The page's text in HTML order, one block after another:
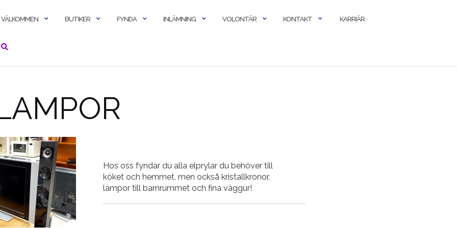
VÄLKOMMEN BUTIKER FYNDA INLÄMNING VOLONTÄR KONTAKT KARRIÄR
Hos oss fyndar du alla elprylar du behöver till
köket och hemmet, men också kristallkronor,
lampor till barnrummet och fina väggur!